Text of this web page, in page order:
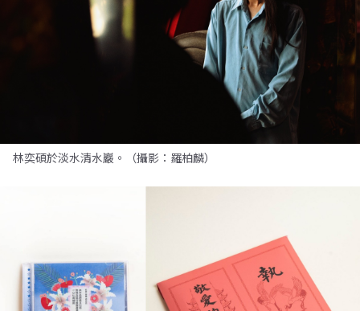
林奕碩於淡水清水巖。（攝影：羅柏麟）